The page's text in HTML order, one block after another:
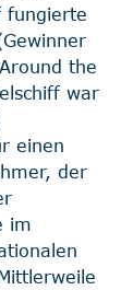
fungierte
the
war
einen
der
im